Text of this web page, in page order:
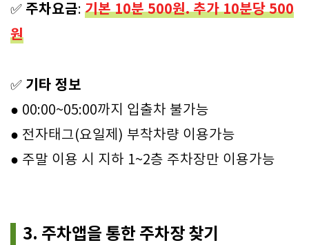
✅ 주차요금: 기본 10분 500원. 추가 10분당 500
원
✅ 기타 정보
● 00:00~05:00까지 입출차 불가능
● 전자태그(요일제) 부착차량 이용가능
● 주말 이용 시 지하 1~2층 주차장만 이용가능
3. 주차앱을 통한 주차장 찾기